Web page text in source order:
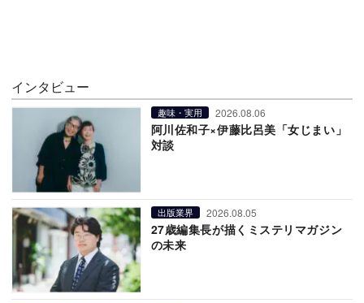
インタビュー
趣味・実用 2026.08.06
阿川佐和子×伊藤比呂美「女じまい」
対談
出版業界 2026.08.05
27歳編集長が描くミステリマガジン
の未来